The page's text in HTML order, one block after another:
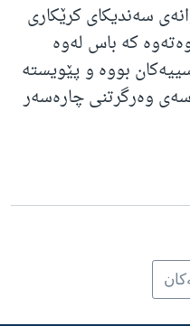
سەندیکای کرێکاری
کە باس لەوە
بووە و پێویستە
وەرگرتنی چارەسەر